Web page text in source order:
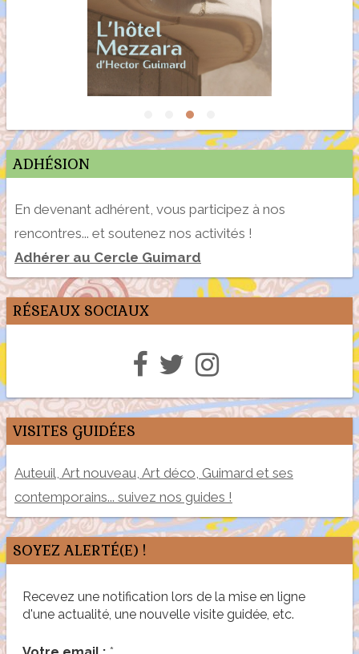
ADHÉSION
En devenant adhérent, vous participez à nos
rencontres... et soutenez nos activités !
Adhérer au Cercle Guimard
RÉSEAUX SOCIAUX
VISITES GUIDÉES
Auteuil, Art nouveau, Art déco, Guimard et ses
contemporains... suivez nos guides !
SOYEZ ALERTÉ(E) !
Recevez une notification lors de la mise en ligne
d'une actualité, une nouvelle visite guidée, etc.